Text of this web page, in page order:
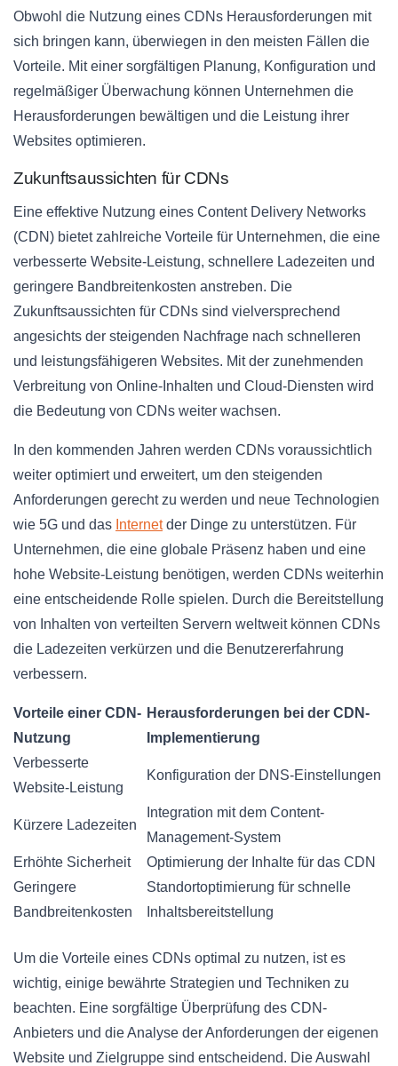
Obwohl die Nutzung eines CDNs Herausforderungen mit
sich bringen kann, überwiegen in den meisten Fällen die
Vorteile. Mit einer sorgfältigen Planung, Konfiguration und
regelmäßiger Überwachung können Unternehmen die
Herausforderungen bewältigen und die Leistung ihrer
Websites optimieren.
Zukunftsaussichten für CDNs
Eine effektive Nutzung eines Content Delivery Networks
(CDN) bietet zahlreiche Vorteile für Unternehmen, die eine
verbesserte Website-Leistung, schnellere Ladezeiten und
geringere Bandbreitenkosten anstreben. Die
Zukunftsaussichten für CDNs sind vielversprechend
angesichts der steigenden Nachfrage nach schnelleren
und leistungsfähigeren Websites. Mit der zunehmenden
Verbreitung von Online-Inhalten und Cloud-Diensten wird
die Bedeutung von CDNs weiter wachsen.
In den kommenden Jahren werden CDNs voraussichtlich
weiter optimiert und erweitert, um den steigenden
Anforderungen gerecht zu werden und neue Technologien
wie 5G und das Internetder Dinge zu unterstützen. Für
Unternehmen, die eine globale Präsenz haben und eine
hohe Website-Leistung benötigen, werden CDNs weiterhin
eine entscheidende Rolle spielen. Durch die Bereitstellung
von Inhalten von verteilten Servern weltweit können CDNs
die Ladezeiten verkürzen und die Benutzererfahrung
verbessern.
Vorteile einer CDN-
Nutzung
Herausforderungen bei der CDN-
Implementierung
Verbesserte
Website-Leistung
Konfiguration der DNS-Einstellungen
Kürzere Ladezeiten
Integration mit dem Content-
Management-System
Erhöhte Sicherheit
Optimierung der Inhalte für das CDN
Geringere
Bandbreitenkosten
Standortoptimierung für schnelle
Inhaltsbereitstellung
Um die Vorteile eines CDNs optimal zu nutzen, ist es
wichtig, einige bewährte Strategien und Techniken zu
beachten. Eine sorgfältige Überprüfung des CDN-
Anbieters und die Analyse der Anforderungen der eigenen
Website und Zielgruppe sind entscheidend. Die Auswahl